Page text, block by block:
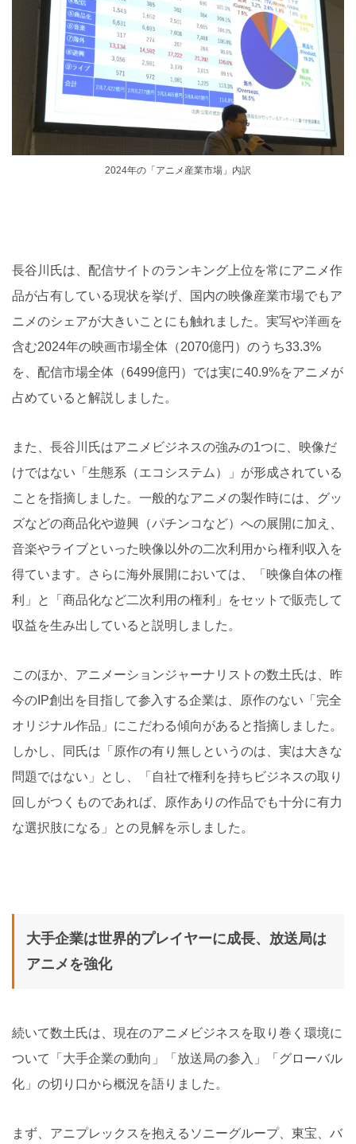
2024年の「アニメ産業市場」内訳
長谷川氏は、配信サイトのランキング上位を常にアニメ作
品が占有している現状を挙げ、国内の映像産業市場でもア
ニメのシェアが大きいことにも触れました。実写や洋画を
含む2024年の映画市場全体（2070億円）のうち33.3%
を、配信市場全体（6499億円）では実に40.9%をアニメが
占めていると解説しました。
また、長谷川氏はアニメビジネスの強みの1つに、映像だ
けではない「生態系（エコシステム）」が形成されている
ことを指摘しました。一般的なアニメの製作時には、グッ
ズなどの商品化や遊興（パチンコなど）への展開に加え、
音楽やライブといった映像以外の二次利用から権利収入を
得ています。さらに海外展開においては、「映像自体の権
利」と「商品化など二次利用の権利」をセットで販売して
収益を生み出していると説明しました。
このほか、アニメーションジャーナリストの数土氏は、昨
今のIP創出を目指して参入する企業は、原作のない「完全
オリジナル作品」にこだわる傾向があると指摘しました。
しかし、同氏は「原作の有り無しというのは、実は大きな
問題ではない」とし、「自社で権利を持ちビジネスの取り
回しがつくものであれば、原作ありの作品でも十分に有力
な選択肢になる」との見解を示しました。
大手企業は世界的プレイヤーに成長、放送局は
アニメを強化
続いて数土氏は、現在のアニメビジネスを取り巻く環境に
ついて「大手企業の動向」「放送局の参入」「グローバル
化」の切り口から概況を語りました。
まず、アニプレックスを抱えるソニーグループ、東宝、バ